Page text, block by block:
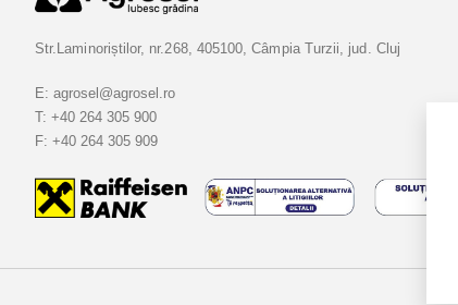
Str.Laminoriștilor, nr.268, 405100, Câmpia Turzii, jud. Cluj
E: agrosel@agrosel.ro
T: +40 264 305 900
F: +40 264 305 909